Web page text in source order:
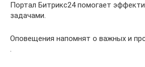
Портал Битрикс24 помогает
задачами.
Оповещения напомнят о важных и
.